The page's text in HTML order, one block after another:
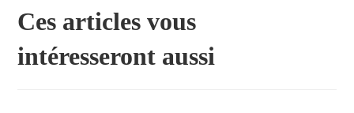
Ces articles vous
intéresseront aussi